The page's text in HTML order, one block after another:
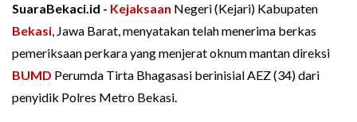
SuaraBekaci.id - Kejaksaan Negeri (Kejari) Kabupaten
Bekasi, Jawa Barat, menyatakan telah menerima berkas
pemeriksaan perkara yang menjerat oknum mantan direksi
BUMD Perumda Tirta Bhagasasi berinisial AEZ (34) dari
penyidik Polres Metro Bekasi.